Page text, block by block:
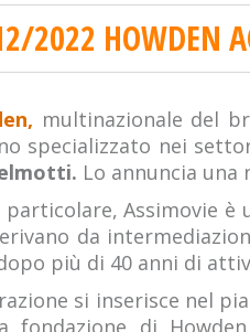
2022 HOWDEN
multinazionale del
specializzato nei
Lo annuncia
particolare, Assimovie
da
più di 40 anni di
si inserisce nel
fondazione di